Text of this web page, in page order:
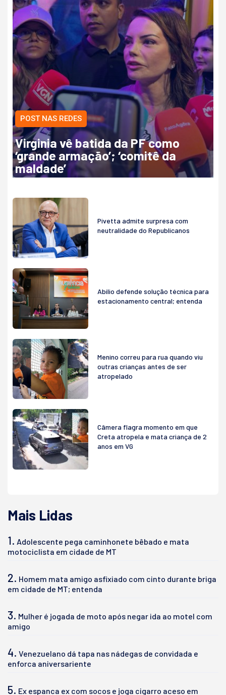
POST NAS REDES
Virginia vê batida da PF como
‘grande armação’; ‘comitê da
maldade’
Pivetta admite surpresa com
neutralidade do Republicanos
Abilio defende solução técnica para
estacionamento central; entenda
Menino correu para rua quando viu
outras crianças antes de ser
atropelado
Câmera flagra momento em que
Creta atropela e mata criança de 2
anos em VG
Mais Lidas
1. Adolescente pega caminhonete bêbado e mata
motociclista em cidade de MT
2. Homem mata amigo asfixiado com cinto durante briga
em cidade de MT; entenda
3. Mulher é jogada de moto após negar ida ao motel com
amigo
4. Venezuelano dá tapa nas nádegas de convidada e
enforca aniversariente
5. Ex espanca ex com socos e joga cigarro aceso em